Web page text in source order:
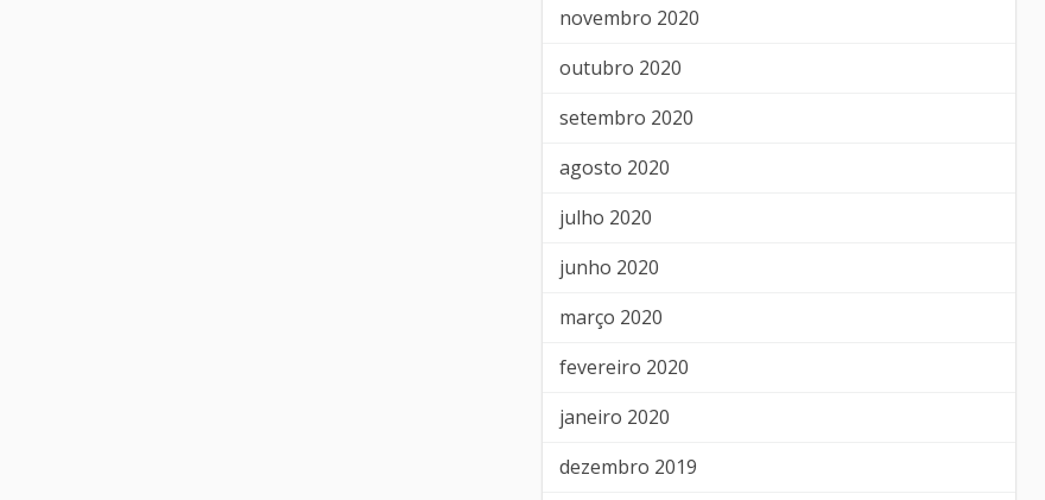
novembro 2020
outubro 2020
setembro 2020
agosto 2020
julho 2020
junho 2020
março 2020
fevereiro 2020
janeiro 2020
dezembro 2019